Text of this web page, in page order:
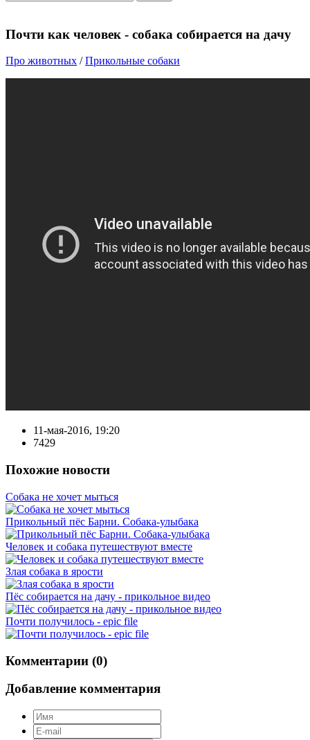
Почти как человек - собака собирается на дачу
Про животных /Прикольные собаки
11-мая-2016, 19:20
7429
Похожие новости
Собака не хочет мыться
Прикольный пёс Барни. Собака-улыбака
Человек и собака путешествуют вместе
Злая собака в ярости
Пёс собирается на дачу - прикольное видео
Почти получилось - epic file
Комментарии (0)
Добавление комментария